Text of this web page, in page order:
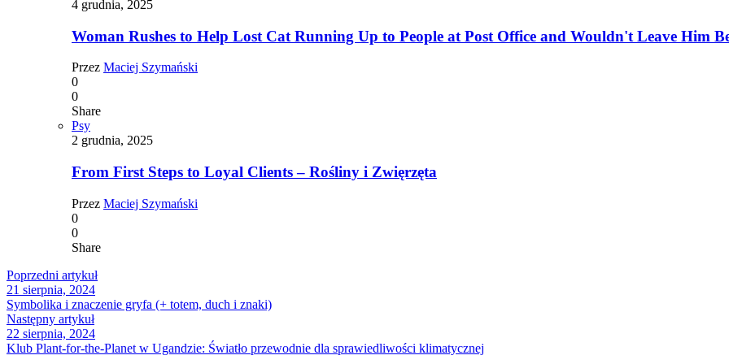
4 grudnia, 2025
Woman Rushes to Help Lost Cat Running Up to People at Post Office and Wouldn't Leave Him
Przez Maciej Szymański
0
0
Share
Psy
2 grudnia, 2025
From First Steps to Loyal Clients – Rośliny i Zwięrzęta
Przez Maciej Szymański
0
0
Share
Poprzedni artykuł
21 sierpnia, 2024
Symbolika i znaczenie gryfa (+ totem, duch i znaki)
Następny artykuł
22 sierpnia, 2024
Klub Plant-for-the-Planet w Ugandzie: Światło przewodnie dla sprawiedliwości klimatycznej